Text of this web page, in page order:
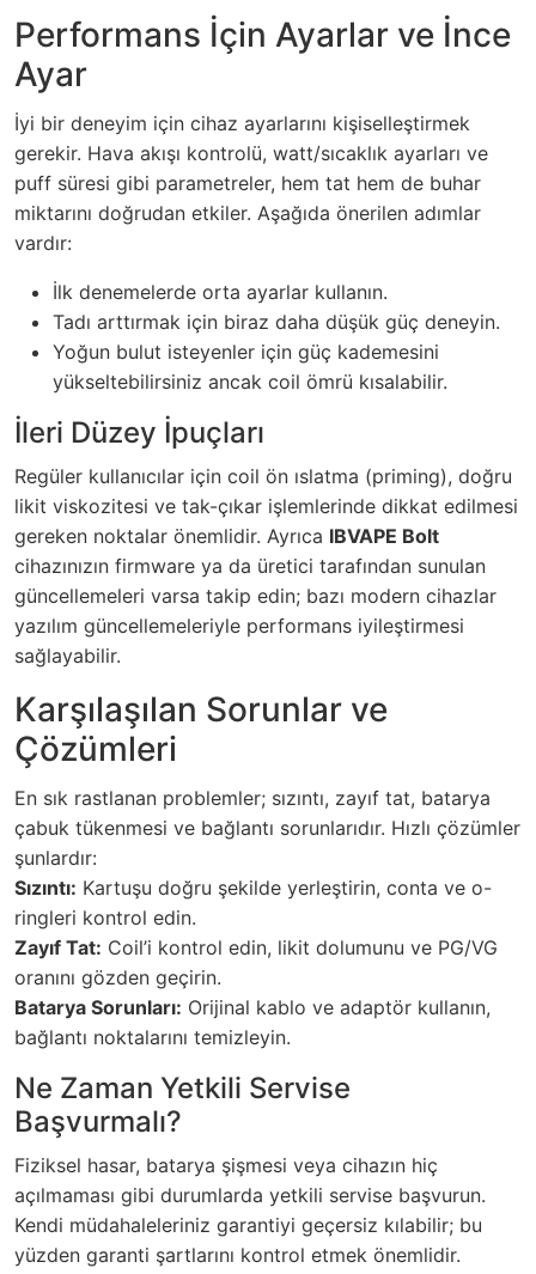
Performans İçin Ayarlar ve İnce
Ayar
İyi bir deneyim için cihaz ayarlarını kişiselleştirmek
gerekir. Hava akışı kontrolü, watt/sıcaklık ayarları ve
puff süresi gibi parametreler, hem tat hem de buhar
miktarını doğrudan etkiler. Aşağıda önerilen adımlar
vardır:
İlk denemelerde orta ayarlar kullanın.
Tadı arttırmak için biraz daha düşük güç deneyin.
Yoğun bulut isteyenler için güç kademesini
yükseltebilirsiniz ancak coil ömrü kısalabilir.
İleri Düzey İpuçları
Regüler kullanıcılar için coil ön ıslatma (priming), doğru
likit viskozitesi ve tak-çıkar işlemlerinde dikkat edilmesi
gereken noktalar önemlidir. Ayrıca IBVAPE Bolt
cihazınızın firmware ya da üretici tarafından sunulan
güncellemeleri varsa takip edin; bazı modern cihazlar
yazılım güncellemeleriyle performans iyileştirmesi
sağlayabilir.
Karşılaşılan Sorunlar ve
Çözümleri
En sık rastlanan problemler; sızıntı, zayıf tat, batarya
çabuk tükenmesi ve bağlantı sorunlarıdır. Hızlı çözümler
şunlardır:
Sızıntı: Kartuşu doğru şekilde yerleştirin, conta ve o-
ringleri kontrol edin.
Zayıf Tat: Coil’i kontrol edin, likit dolumunu ve PG/VG
oranını gözden geçirin.
Batarya Sorunları: Orijinal kablo ve adaptör kullanın,
bağlantı noktalarını temizleyin.
Ne Zaman Yetkili Servise
Başvurmalı?
Fiziksel hasar, batarya şişmesi veya cihazın hiç
açılmaması gibi durumlarda yetkili servise başvurun.
Kendi müdahaleleriniz garantiyi geçersiz kılabilir; bu
yüzden garanti şartlarını kontrol etmek önemlidir.